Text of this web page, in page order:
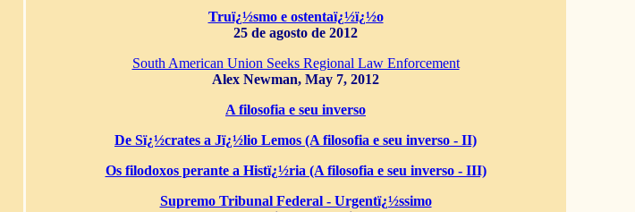
Truï¿½smo e ostentaï¿½ï¿½o
25 de agosto de 2012
South American Union Seeks Regional Law Enforcement
Alex Newman, May 7, 2012
A filosofia e seu inverso
De Sï¿½crates a Jï¿½lio Lemos (A filosofia e seu inverso - II)
Os filodoxos perante a Histï¿½ria (A filosofia e seu inverso - III)
Supremo Tribunal Federal - Urgentï¿½ssimo